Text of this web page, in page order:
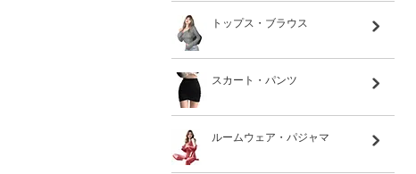
トップス・ブラウス
スカート・パンツ
ルームウェア・パジャマ